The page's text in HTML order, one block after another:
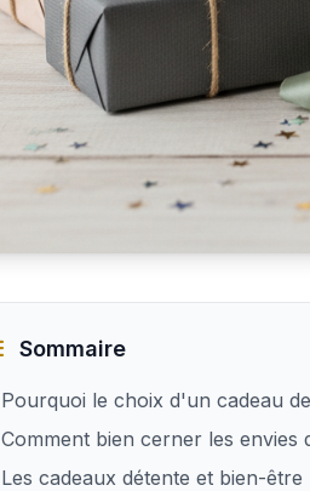
Sommaire
Pourquoi le choix d'un cadeau
Comment bien cerner les envies
Les cadeaux détente et bien-être